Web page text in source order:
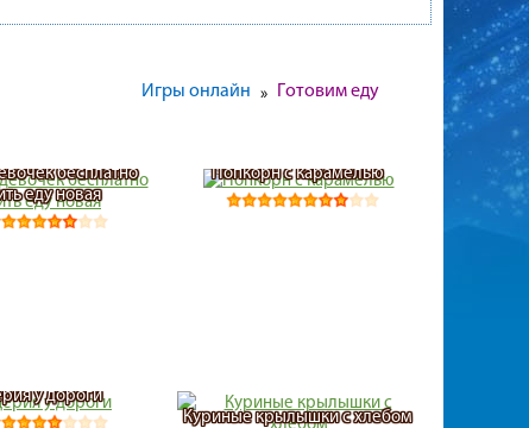
Игры онлайн » Готовим еду
бесплатно
еду новая
Попкорн с карамелью
у дороги
Куриные крылышки с хлебом